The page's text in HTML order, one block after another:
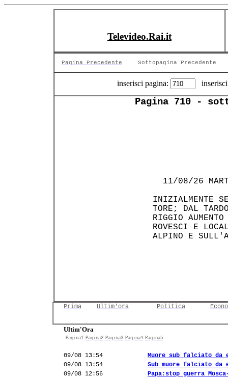
Televideo.Rai.it
Pagina Precedente Sottopagina Precedente
inserisci pagina:
Pagina 710 -
11/08/26
INIZIALMENTE
TORE; DAL
RIGGIO
ROVESCI E
ALPINO E
Prima Ultim'ora Politica
Ultim'Ora
Pagina1 Pagina2 Pagina3 Pagina4 Pagina5
09/08 13:54
Muore sub falciato da
09/08 13:54
Sub muore falciato da
09/08 12:56
Papa:stop guerra